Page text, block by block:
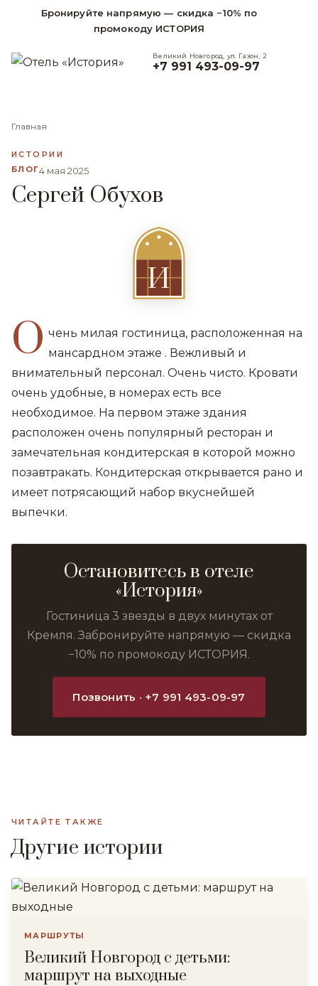
Бронируйте напрямую — скидка −10% по
промокоду ИСТОРИЯ
Великий Новгород, ул. Газон, 2
+7 991 493-09-97
Главная
ИСТОРИИ
БЛОГ4 мая 2025
Сергей Обухов
И
О чень милая гостиница, расположенная на
мансардном этаже . Вежливый и
внимательный персонал. Очень чисто. Кровати
очень удобные, в номерах есть все
необходимое. На первом этаже здания
расположен очень популярный ресторан и
замечательная кондитерская в которой можно
позавтракать. Кондитерская открывается рано и
имеет потрясающий набор вкуснейшей
выпечки.
Остановитесь в отеле
«История»
Гостиница 3 звезды в двух минутах от
Кремля. Забронируйте напрямую — скидка
−10% по промокоду ИСТОРИЯ.
Позвонить · +7 991 493-09-97
ЧИТАЙТЕ ТАКЖЕ
Другие истории
МАРШРУТЫ
Великий Новгород с детьми:
маршрут на выходные